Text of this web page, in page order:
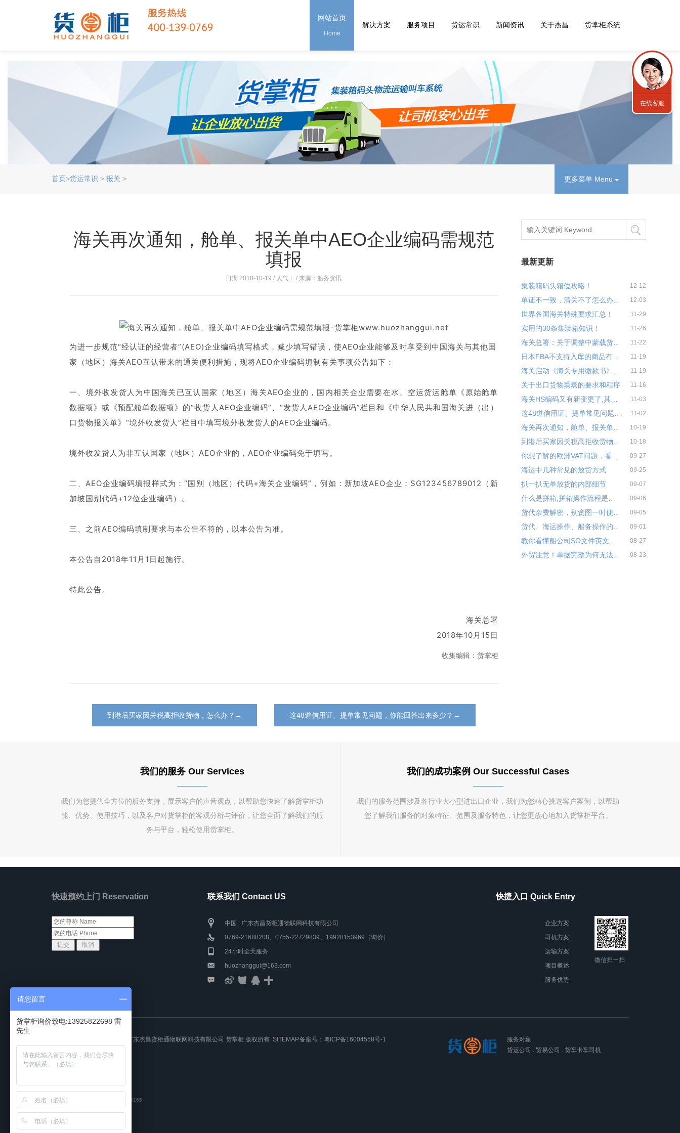
网站首页
Home
解决方案 服务项目 货运常识 新闻资讯 关于杰昌 货掌柜系统
更多菜单 Menu
首页>货运常识 > 报关 >
海关再次通知，舱单、报关单中AEO企业编码需规范
填报
日期:2018-10-19 / 人气：/ 来源：船务资讯
为进一步规范“经认证的经营者”(AEO)企业编码填写格式，减少填写错误，使AEO企业能够及时享受到中国海关与其他国
家（地区）海关AEO互认带来的通关便利措施，现将AEO企业编码填制有关事项公告如下：
一、境外收发货人为中国海关已互认国家（地区）海关AEO企业的，国内相关企业需要在水、空运货运舱单《原始舱单
数据项》或《预配舱单数据项》的“收货人AEO企业编码”、“发货人AEO企业编码”栏目和《中华人民共和国海关进（出）
口货物报关单》“境外收发货人”栏目中填写境外收发货人的AEO企业编码。
境外收发货人为非互认国家（地区）AEO企业的，AEO企业编码免于填写。
二、AEO企业编码填报样式为：“国别（地区）代码+海关企业编码”，例如：新加坡AEO企业：SG123456789012（新
加坡国别代码+12位企业编码）。
三、之前AEO编码填制要求与本公告不符的，以本公告为准。
本公告自2018年11月1日起施行。
特此公告。
海关总署
2018年10月15日
收集编辑：货掌柜
到港后买家因关税高拒收货物，怎么办？← 这48道信用证、提单常见问题，你能回答出来多少？→
最新更新
集装箱码头箱位攻略！ 12-12
单证不一致，清关不了怎么办呢？ 12-03
世界各国海关特殊要求汇总！ 11-29
实用的30条集装箱知识！ 11-26
海关总署：关于调整中蒙载货清单相关事项的公告 11-22
日本FBA不支持入库的商品有哪些？ 11-19
海关启动《海关专用缴款书》，企业打印税单流程！ 11-19
关于出口货物熏蒸的要求和程序 11-16
海关HS编码又有新变更了,其中32项编码作废!(附变更表) 11-03
这48道信用证、提单常见问题，你能回答出来多少？ 11-02
海关再次通知，舱单、报关单中AEO企业编码需规范填报 10-19
到港后买家因关税高拒收货物，怎么办？ 10-18
你想了解的欧洲VAT问题，看这一篇就够了！ 09-27
海运中几种常见的放货方式 09-25
扒一扒无单放货的内部细节 09-07
什么是拼箱,拼箱操作流程是怎样的？ 09-06
货代杂费解密，别贪图一时便宜！ 09-05
货代、海运操作、船务操作的区别 09-01
教你看懂船公司SO文件英文解释 08-27
外贸注意！单据完整为何无法退税？ 08-23
我们的服务 Our Services
我们为您提供全方位的服务支持，展示客户的声音观点，以帮助您快速了解货掌柜功
能、优势、使用技巧，以及客户对货掌柜的客观分析与评价，让您全面了解我们的服
务与平台，轻松使用货掌柜。
我们的成功案例 Our Successful Cases
我们的服务范围涉及各行业大小型进出口企业，我们为您精心挑选客户案例，以帮助
您了解我们服务的对象特征、范围及服务特色，让您更放心地加入货掌柜平台。
快速预约上门 Reservation 联系我们 Contact US
中国 . 广东杰昌货柜通物联网科技有限公司
0769-21688208、0755-22729839、19928153969（询价）
24小时全天服务
huozhanggui@163.com
快捷入口 Quick Entry
企业方案
司机方案
运输方案
项目概述
服务优势
微信扫一扫
COPYRIGHT © 2015-2017 广东杰昌货柜通物联网科技有限公司 货掌柜 版权所有 .SITEMAP.备案号： 粤ICP备16004558号-1
服务对象
货运公司 . 贸易公司 . 货车卡车司机
友情链接： 友链申请QQ:3129214165
集装箱运输|
在线客服
请您留言
货掌柜询价致电:13925822698 雷
先生